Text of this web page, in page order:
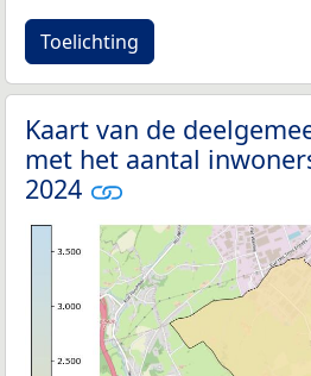
Toelichting
Kaart van de
met het aantal
2024